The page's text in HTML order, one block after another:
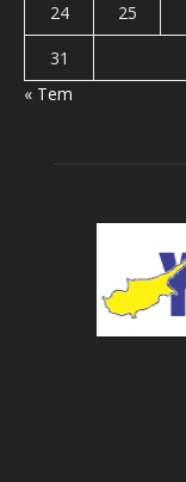
24
25
31
« Tem